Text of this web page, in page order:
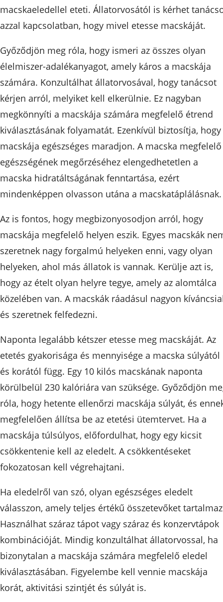
macskaeledellel eteti. Állatorvosától is kérhet
azzal kapcsolatban, hogy mivel etesse macskáját.
Győződjön meg róla, hogy ismeri az összes olyan
élelmiszer-adalékanyagot, amely káros a macskája
számára. Konzultálhat állatorvosával, hogy tanácsot
kérjen arról, melyiket kell elkerülnie. Ez nagyban
megkönnyíti a macskája számára megfelelő étrend
kiválasztásának folyamatát. Ezenkívül biztosítja, hogy
macskája egészséges maradjon. A macska megfelelő
egészségének megőrzéséhez elengedhetetlen a
macska hidratáltságának fenntartása, ezért
mindenképpen olvasson utána a macskatáplálásnak.
Az is fontos, hogy megbizonyosodjon arról, hogy
macskája megfelelő helyen eszik. Egyes macskák
szeretnek nagy forgalmú helyeken enni, vagy olyan
helyeken, ahol más állatok is vannak. Kerülje azt is,
hogy az ételt olyan helyre tegye, amely az alomtálca
közelében van. A macskák ráadásul nagyon
és szeretnek felfedezni.
Naponta legalább kétszer etesse meg macskáját. Az
etetés gyakorisága és mennyisége a macska súlyától
és korától függ. Egy 10 kilós macskának naponta
körülbelül 230 kalóriára van szüksége. Győződjön
róla, hogy hetente ellenőrzi macskája súlyát, és
megfelelően állítsa be az etetési ütemtervet. Ha a
macskája túlsúlyos, előfordulhat, hogy egy kicsit
csökkentenie kell az eledelt. A csökkentéseket
fokozatosan kell végrehajtani.
Ha eledelről van szó, olyan egészséges eledelt
válasszon, amely teljes értékű összetevőket
Használhat száraz tápot vagy száraz és konzervtápok
kombinációját. Mindig konzultálhat állatorvossal, ha
bizonytalan a macskája számára megfelelő eledel
kiválasztásában. Figyelembe kell vennie macskája
korát, aktivitási szintjét és súlyát is.